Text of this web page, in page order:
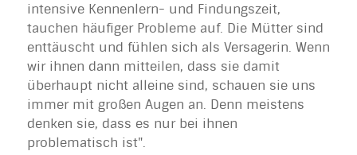
intensive Kennenlern- und Findungszeit,
tauchen häufiger Probleme auf. Die Mütter sind
enttäuscht und fühlen sich als Versagerin. Wenn
wir ihnen dann mitteilen, dass sie damit
überhaupt nicht alleine sind, schauen sie uns
immer mit großen Augen an. Denn meistens
denken sie, dass es nur bei ihnen
problematisch ist".